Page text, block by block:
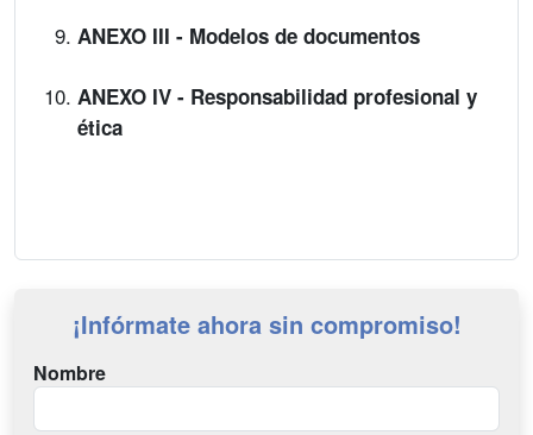
ANEXO III - Modelos de documentos
ANEXO IV - Responsabilidad profesional y
ética
¡Infórmate ahora sin compromiso!
Nombre